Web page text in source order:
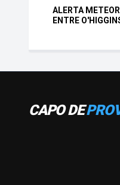
ALERTA
ENTRE
CAPO DE